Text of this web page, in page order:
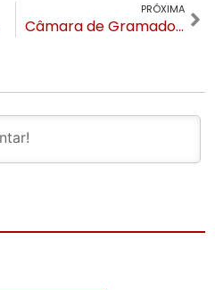
PRÓXIMA
Câmara de Gramado e Legislativo de Caxias do Sul fortalecem relações institucionais